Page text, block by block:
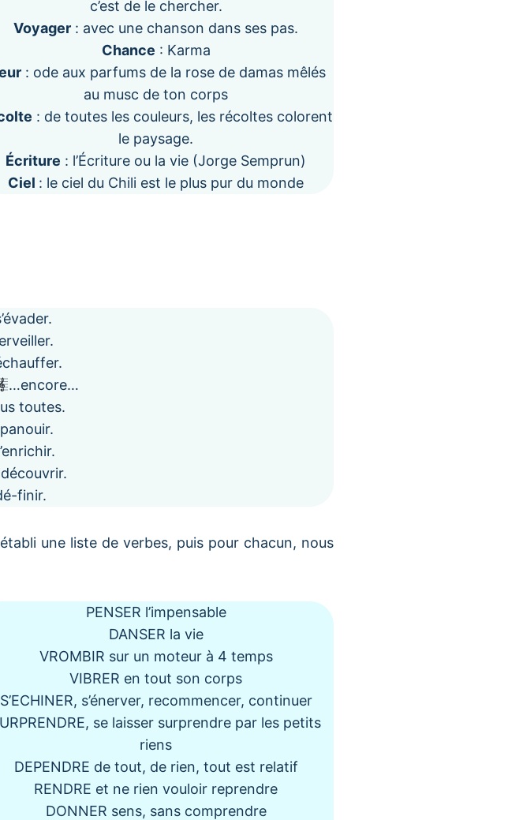
c’est de le chercher.
Voyager : avec une chanson dans ses pas.
Chance : Karma
: ode aux parfums de la rose de damas mêlés
au musc de ton corps
: de toutes les couleurs, les récoltes colorent
le paysage.
Écriture : l’Écriture ou la vie (Jorge Semprun)
Ciel : le ciel du Chili est le plus pur du monde
…encore…
toutes.
finir.
une liste de verbes, puis pour chacun, nous
PENSER l’impensable
DANSER la vie
VROMBIR sur un moteur à 4 temps
VIBRER en tout son corps
S’ECHINER, s’énerver, recommencer, continuer
se laisser surprendre par les petits
riens
DEPENDRE de tout, de rien, tout est relatif
RENDRE et ne rien vouloir reprendre
DONNER sens, sans comprendre